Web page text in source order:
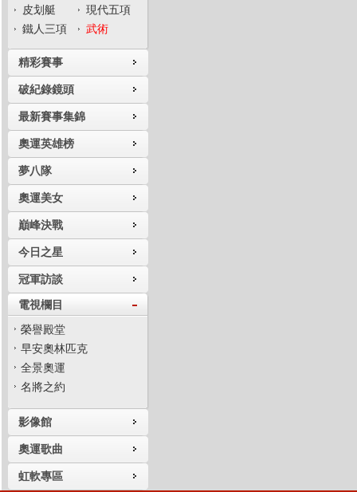
皮划艇
現代五項
鐵人三項
武術
精彩賽事
破紀錄鏡頭
最新賽事集錦
奧運英雄榜
夢八隊
奧運美女
巔峰決戰
今日之星
冠軍訪談
電視欄目
榮譽殿堂
早安奧林匹克
全景奧運
名將之約
影像館
奧運歌曲
虹軟專區